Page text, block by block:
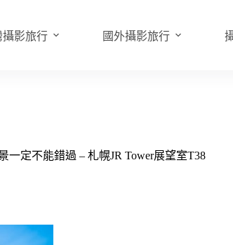
攝影旅行 國外攝影旅行
定不能錯過 – 札幌JR Tower展望室T38